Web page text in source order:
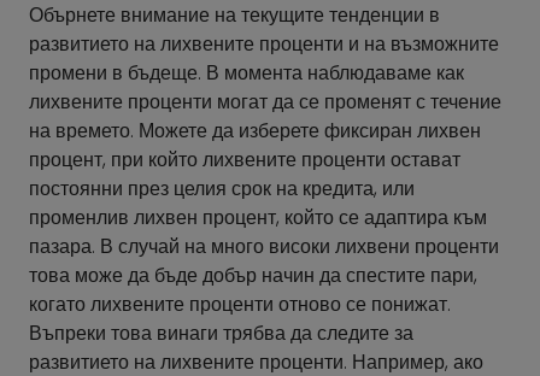
Обърнете внимание на текущите тенденции в
развитието на лихвените проценти и на възможните
промени в бъдеще. В момента наблюдаваме как
лихвените проценти могат да се променят с течение
на времето. Можете да изберете фиксиран лихвен
процент, при който лихвените проценти остават
постоянни през целия срок на кредита, или
променлив лихвен процент, който се адаптира към
пазара. В случай на много високи лихвени проценти
това може да бъде добър начин да спестите пари,
когато лихвените проценти отново се понижат.
Въпреки това винаги трябва да следите за
развитието на лихвените проценти. Например, ако